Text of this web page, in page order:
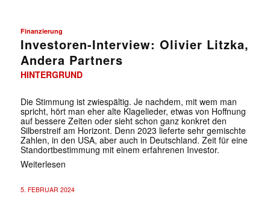
Finanzierung
Investoren-Interview: Olivier Litzka,
Andera Partners
HINTERGRUND
Die Stimmung ist zwiespältig. Je nachdem, mit wem man
spricht, hört man eher alte Klagelieder, etwas von Hoffnung
auf bessere Zeiten oder sieht schon ganz konkret den
Silberstreif am Horizont. Denn 2023 lieferte sehr gemischte
Zahlen, in den USA, aber auch in Deutschland. Zeit für eine
Standortbestimmung mit einem erfahrenen Investor.
Weiterlesen
5. FEBRUAR 2024